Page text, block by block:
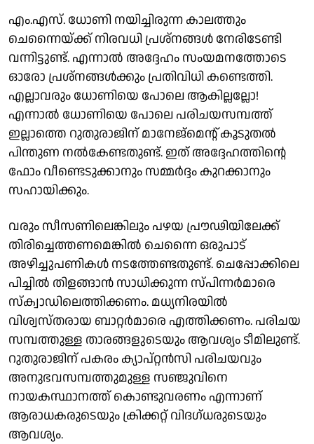
എം.എസ്. ധോണി നയിച്ചിരുന്ന കാലത്തും
ചെന്നൈയ്ക്ക് നിരവധി പ്രശ്നങ്ങൾ നേരിടേണ്ടി
വന്നിട്ടുണ്ട്. എന്നാൽ അദ്ദേഹം സംയമനത്തോടെ
ഓരോ പ്രശ്നങ്ങൾക്കും പ്രതിവിധി കണ്ടെത്തി.
എല്ലാവരും ധോണിയെ പോലെ ആകില്ലല്ലോ!
എന്നാൽ ധോണിയെ പോലെ പരിചയസമ്പത്ത്‌
ഇല്ലാത്തെ റുതുരാജിന് മാനേജ്മെന്റ് കൂടുതൽ
പിന്തുണ നൽകേണ്ടതുണ്ട്. ഇത് അദ്ദേഹത്തിന്റെ
ഫോം വീണ്ടെടുക്കാനും സമ്മർദ്ദം കുറക്കാനും
സഹായിക്കും.
വരും സീസണിലെങ്കിലും പഴയ പ്രൗഢിയിലേക്ക്
തിരിച്ചെത്തണമെങ്കിൽ ചെന്നൈ ഒരുപാട്
അഴിച്ചുപണികൾ നടത്തേണ്ടതുണ്ട്. ചെപ്പോക്കിലെ
പിച്ചിൽ തിളങ്ങാൻ സാധിക്കുന്ന സ്പിന്നർമാരെ
സ്‌ക്വാഡിലെത്തിക്കണം. മധ്യനിരയിൽ
വിശ്വസ്തരായ ബാറ്റർമാരെ എത്തിക്കണം. പരിചയ
സമ്പത്തുള്ള താരങ്ങളുടെയും ആവശ്യം ടീമിലുണ്ട്.
റുതുരാജിന് പകരം ക്യാപ്റ്റൻസി പരിചയവും
അനുഭവസമ്പത്തുമുള്ള സഞ്ജുവിനെ
നായകസ്ഥാനത്ത്‌ കൊണ്ടുവരണം എന്നാണ്
ആരാധകരുടെയും ക്രിക്കറ്റ് വിദഗ്ധരുടെയും
ആവശ്യം.